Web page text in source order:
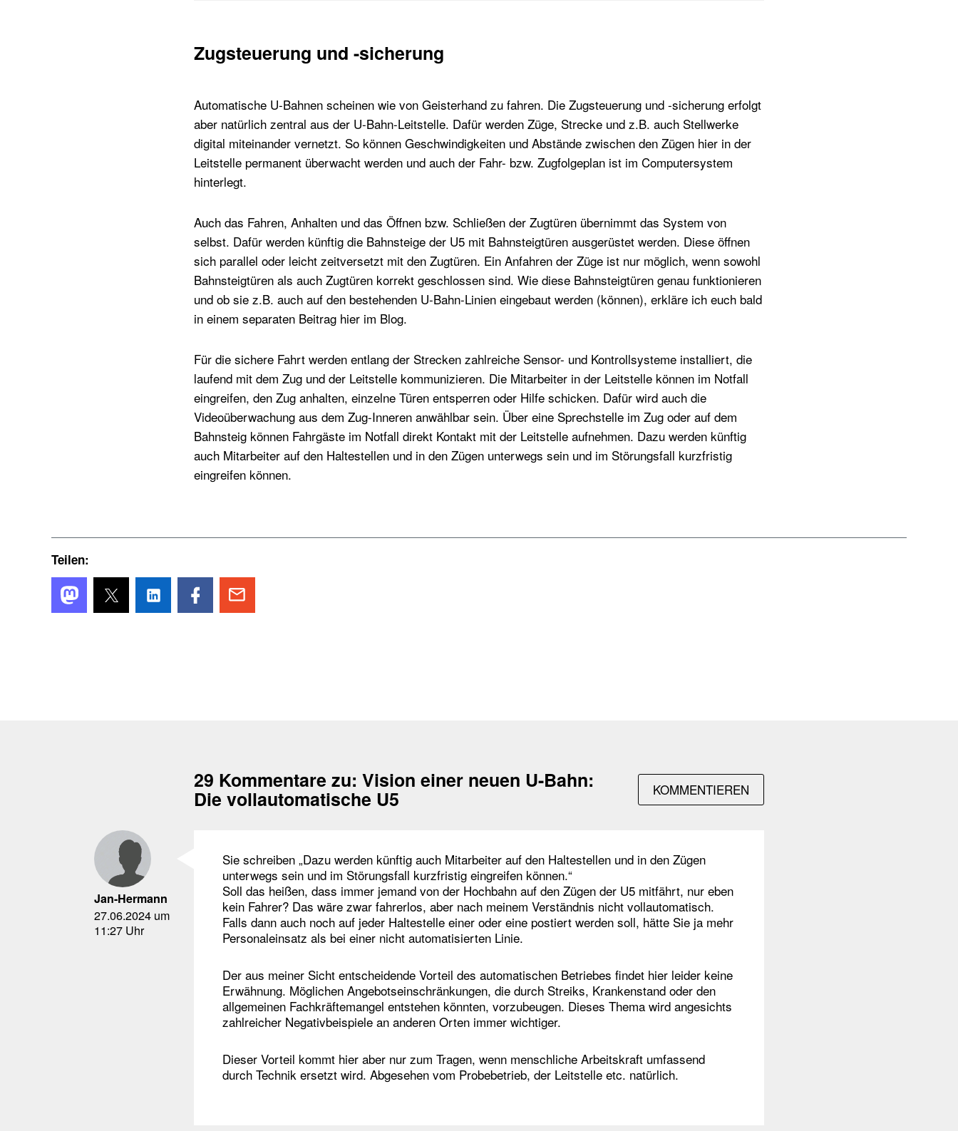
Zugsteuerung und -sicherung
Automatische U-Bahnen scheinen wie von Geisterhand zu fahren. Die Zugsteuerung und -sicherung erfolgt
aber natürlich zentral aus der U-Bahn-Leitstelle. Dafür werden Züge, Strecke und z.B. auch Stellwerke
digital miteinander vernetzt. So können Geschwindigkeiten und Abstände zwischen den Zügen hier in der
Leitstelle permanent überwacht werden und auch der Fahr- bzw. Zugfolgeplan ist im Computersystem
hinterlegt.
Auch das Fahren, Anhalten und das Öffnen bzw. Schließen der Zugtüren übernimmt das System von
selbst. Dafür werden künftig die Bahnsteige der U5 mit Bahnsteigtüren ausgerüstet werden. Diese öffnen
sich parallel oder leicht zeitversetzt mit den Zugtüren. Ein Anfahren der Züge ist nur möglich, wenn sowohl
Bahnsteigtüren als auch Zugtüren korrekt geschlossen sind. Wie diese Bahnsteigtüren genau funktionieren
und ob sie z.B. auch auf den bestehenden U-Bahn-Linien eingebaut werden (können), erkläre ich euch bald
in einem separaten Beitrag hier im Blog.
Für die sichere Fahrt werden entlang der Strecken zahlreiche Sensor- und Kontrollsysteme installiert, die
laufend mit dem Zug und der Leitstelle kommunizieren. Die Mitarbeiter in der Leitstelle können im Notfall
eingreifen, den Zug anhalten, einzelne Türen entsperren oder Hilfe schicken. Dafür wird auch die
Videoüberwachung aus dem Zug-Inneren anwählbar sein. Über eine Sprechstelle im Zug oder auf dem
Bahnsteig können Fahrgäste im Notfall direkt Kontakt mit der Leitstelle aufnehmen. Dazu werden künftig
auch Mitarbeiter auf den Haltestellen und in den Zügen unterwegs sein und im Störungsfall kurzfristig
eingreifen können.
Teilen:
KOMMENTIEREN
29 Kommentare zu: Vision einer neuen U-Bahn:
Die vollautomatische U5
Jan-Hermann
27.06.2024 um
11:27 Uhr
Sie schreiben „Dazu werden künftig auch Mitarbeiter auf den Haltestellen und in den Zügen
unterwegs sein und im Störungsfall kurzfristig eingreifen können.“
Soll das heißen, dass immer jemand von der Hochbahn auf den Zügen der U5 mitfährt, nur eben
kein Fahrer? Das wäre zwar fahrerlos, aber nach meinem Verständnis nicht vollautomatisch.
Falls dann auch noch auf jeder Haltestelle einer oder eine postiert werden soll, hätte Sie ja mehr
Personaleinsatz als bei einer nicht automatisierten Linie.
Der aus meiner Sicht entscheidende Vorteil des automatischen Betriebes findet hier leider keine
Erwähnung. Möglichen Angebotseinschränkungen, die durch Streiks, Krankenstand oder den
allgemeinen Fachkräftemangel entstehen könnten, vorzubeugen. Dieses Thema wird angesichts
zahlreicher Negativbeispiele an anderen Orten immer wichtiger.
Dieser Vorteil kommt hier aber nur zum Tragen, wenn menschliche Arbeitskraft umfassend
durch Technik ersetzt wird. Abgesehen vom Probebetrieb, der Leitstelle etc. natürlich.